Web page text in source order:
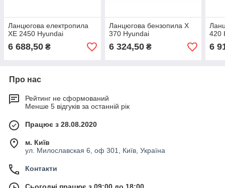
Ланцюгова електропила
XE 2450 Hyundai
6 688,50 ₴
Ланцюгова бензопила X
370 Hyundai
6 324,50₴
420
6
Про нас
Рейтинг не сформований
Менше 5 відгуків за останній рік
Працює з 28.08.2020
м. Київ
ул. Милославская 6, оф 301, Київ, Україна
Контакти